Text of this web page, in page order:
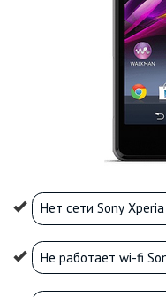
Нет сети Sony
Не работает wi-fi